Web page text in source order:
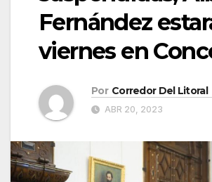
Fernández
viernes en
Por Corredor Del Litoral
ABR 20, 2023